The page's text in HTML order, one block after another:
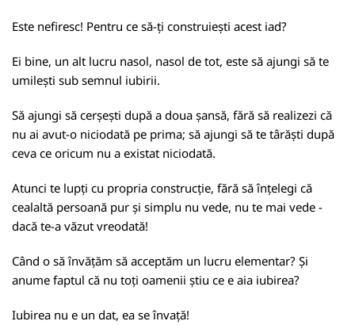
Este nefiresc! Pentru ce să-ți construiești acest iad?
Ei bine, un alt lucru nasol, nasol de tot, este să ajungi să te
umilești sub semnul iubirii.
Să ajungi să cerșești după a doua șansă, fără să realizezi că
nu ai avut-o niciodată pe prima; să ajungi să te târăști după
ceva ce oricum nu a existat niciodată.
Atunci te lupți cu propria construcție, fără să înțelegi că
cealaltă persoană pur și simplu nu vede, nu te mai vede -
dacă te-a văzut vreodată!
Când o să învățăm să acceptăm un lucru elementar? Și
anume faptul că nu toți oamenii știu ce e aia iubirea?
Iubirea nu e un dat, ea se învață!